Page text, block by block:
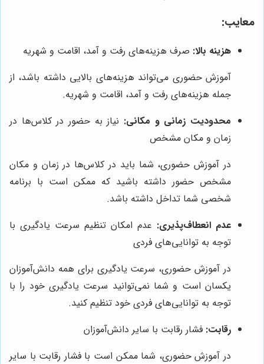
معایب:
هزینه بالا: صرف هزینه‌های رفت و آمد، اقامت و شهریه
آموزش حضوری می‌تواند هزینه‌های بالایی داشته باشد، از
جمله هزینه‌های رفت و آمد، اقامت و شهریه.
محدودیت زمانی و مکانی: نیاز به حضور در کلاس‌ها در
زمان و مکان مشخص
در آموزش حضوری، شما باید در کلاس‌ها در زمان و مکان
مشخص حضور داشته باشید که ممکن است با برنامه
شخصی شما تداخل داشته باشد.
عدم انعطاف‌پذیری: عدم امکان تنظیم سرعت یادگیری با
توجه به توانایی‌های فردی
در آموزش حضوری، سرعت یادگیری برای همه دانش‌آموزان
یکسان است و شما نمی‌توانید سرعت یادگیری خود را با
توجه به توانایی‌های فردی خود تنظیم کنید.
رقابت: فشار رقابت با سایر دانش‌آموزان
در آموزش حضوری، شما ممکن است با فشار رقابت با سایر